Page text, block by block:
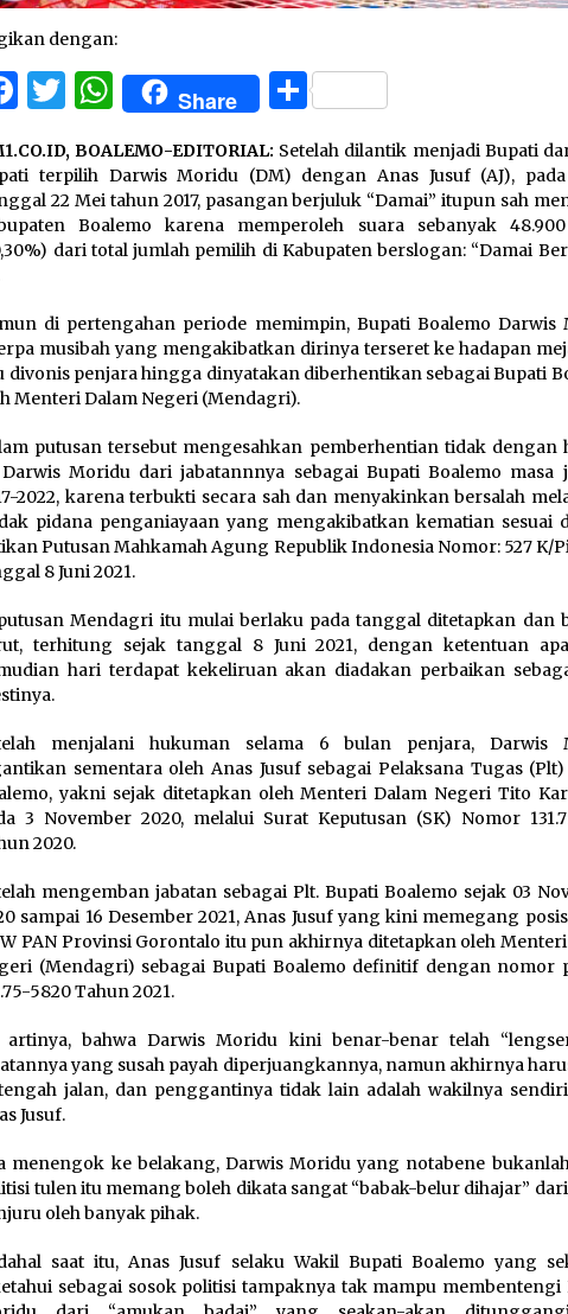
dengan:
Facebook
Twitter
WhatsApp
Share Share
BOALEMO-EDITORIAL: Setelah dilantik menjadi Bupati
terpilih Darwis Moridu (DM) dengan Anas Jusuf (AJ),
22 Mei tahun 2017, pasangan berjuluk “Damai” itupun sah
Boalemo karena memperoleh suara sebanyak
dari total jumlah pemilih di Kabupaten berslogan: “Damai
di pertengahan periode memimpin, Bupati Boalemo Darwis
musibah yang mengakibatkan dirinya terseret ke hadapan
divonis penjara hingga dinyatakan diberhentikan sebagai Bupati
Menteri Dalam Negeri (Mendagri).
putusan tersebut mengesahkan pemberhentian tidak dengan
Moridu dari jabatannnya sebagai Bupati Boalemo masa
2022, karena terbukti secara sah dan menyakinkan bersalah
pidana penganiayaan yang mengakibatkan kematian sesuai
Putusan Mahkamah Agung Republik Indonesia Nomor: 527 K/
8 Juni 2021.
Mendagri itu mulai berlaku pada tanggal ditetapkan dan
terhitung sejak tanggal 8 Juni 2021, dengan ketentuan
hari terdapat kekeliruan akan diadakan perbaikan
menjalani hukuman selama 6 bulan penjara, Darwis
sementara oleh Anas Jusuf sebagai Pelaksana Tugas
yakni sejak ditetapkan oleh Menteri Dalam Negeri Tito
3 November 2020, melalui Surat Keputusan (SK) Nomor
2020.
mengemban jabatan sebagai Plt. Bupati Boalemo sejak 03
sampai 16 Desember 2021, Anas Jusuf yang kini memegang
PAN Provinsi Gorontalo itu pun akhirnya ditetapkan oleh
(Mendagri) sebagai Bupati Boalemo definitif dengan nomor
5820 Tahun 2021.
artinya, bahwa Darwis Moridu kini benar-benar telah
yang susah payah diperjuangkannya, namun akhirnya
jalan, dan penggantinya tidak lain adalah wakilnya
Jusuf.
menengok ke belakang, Darwis Moridu yang notabene
tulen itu memang boleh dikata sangat “babak-belur dihajar”
oleh banyak pihak.
saat itu, Anas Jusuf selaku Wakil Bupati Boalemo yang
sebagai sosok politisi tampaknya tak mampu membentengi